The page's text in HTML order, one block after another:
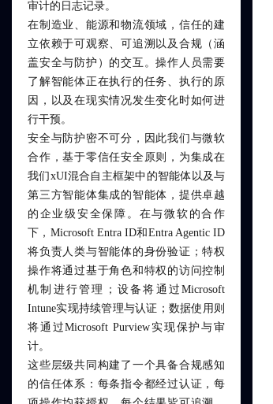
审计的日志记录。
在制造业、能源和物流领域，信任的建
立依赖于可观察、可追溯以及合规（涵
盖安全与防护）的交互。操作人员需要
了解智能体正在执行的任务、执行的原
因，以及在现实情况发生变化时如何进
行干预。
安全与防护密不可分，因此我们与微软
合作，基于零信任安全原则，为集成在
我们xUI混合自主框架中的智能体以及与
第三方智能体集成的智能体，提供卓越
的企业级安全保障。在与微软的合作
下，Microsoft Entra ID和Entra Agentic ID
将负责人类与智能体的身份验证；特权
操作将通过基于角色和特权的访问控制
机制进行管理；设备将通过Microsoft
Intune实现持续管理与认证；数据使用则
将通过Microsoft Purview实现保护与审
计。
这些层级共同构建了一个具备合规感知
的信任体系：每条指令都经过认证，每